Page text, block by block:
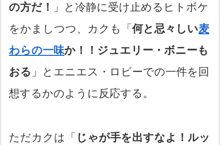
の方だ！
」と冷静に受け止めるヒトボケ
をかましつつ、カクも「何と忌々しい麦
わらの一味か！！ジュエリー・ボニーも
おる 」とエニエス・ロビーでの一件を回
想するかのように反応する。
ただカクは「 じゃが手を出すなよ！ルッ